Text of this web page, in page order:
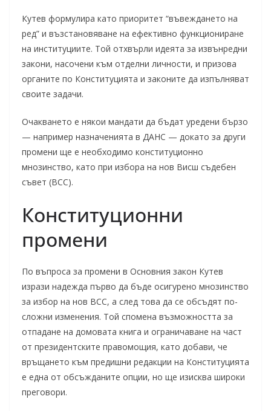
Кутев формулира като приоритет “въвеждането на
ред” и възстановяване на ефективно функциониране
на институциите. Той отхвърли идеята за извънредни
закони, насочени към отделни личности, и призова
органите по Конституцията и законите да изпълняват
своите задачи.
Очакването е някои мандати да бъдат уредени бързо
— например назначенията в ДАНС — докато за други
промени ще е необходимо конституционно
мнозинство, като при избора на нов Висш съдебен
съвет (ВСС).
Конституционни
промени
По въпроса за промени в Основния закон Кутев
изрази надежда първо да бъде осигурено мнозинство
за избор на нов ВСС, а след това да се обсъдят по-
сложни изменения. Той спомена възможността за
отпадане на домовата книга и ограничаване на част
от президентските правомощия, като добави, че
връщането към предишни редакции на Конституцията
е една от обсъжданите опции, но ще изисква широки
преговори.